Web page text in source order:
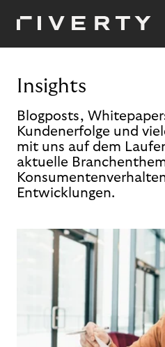
Insights
Blogposts,
Kundenerfolge und
mit uns auf dem
aktuelle
Entwicklungen.